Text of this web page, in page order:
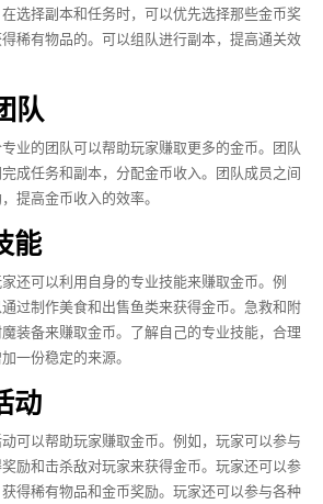
选择副本和任务时，可以优先选择那些金币奖
稀有物品的。可以组队进行副本，提高通关效
队
业的团队可以帮助玩家赚取更多的金币。团队
成任务和副本，分配金币收入。团队成员之间
提高金币收入的效率。
能
还可以利用自身的专业技能来赚取金币。例
过制作美食和出售鱼类来获得金币。急救和附
装备来赚取金币。了解自己的专业技能，合理
一份稳定的来源。
动
可以帮助玩家赚取金币。例如，玩家可以参与
励和击杀敌对玩家来获得金币。玩家还可以参
得稀有物品和金币奖励。玩家还可以参与各种